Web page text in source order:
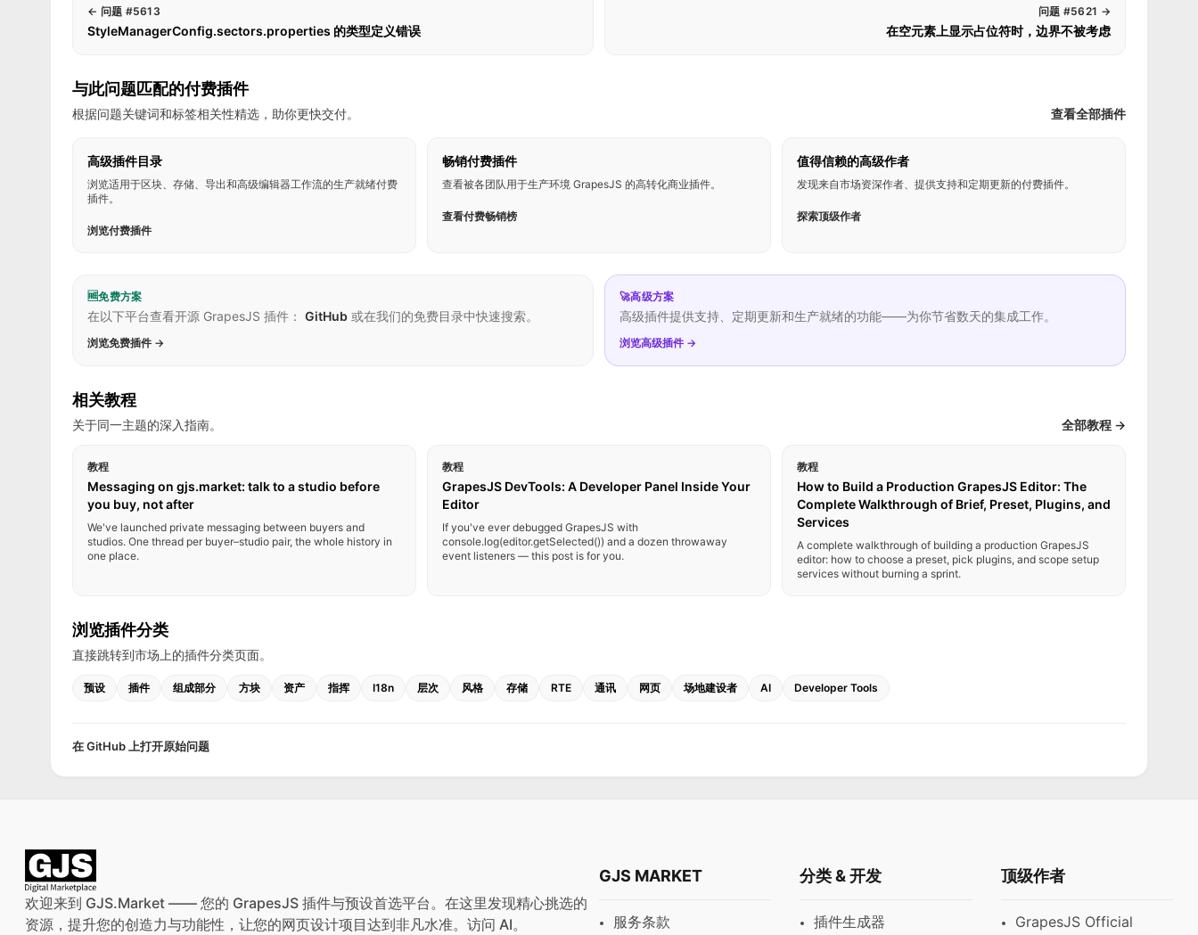
← 问题 #5613
StyleManagerConfig.sectors.properties 的类型定义错误
问题 #5621 →
在空元素上显示占位符时，边界不被考虑
与此问题匹配的付费插件
根据问题关键词和标签相关性精选，助你更快交付。 查看全部插件
高级插件目录
浏览适用于区块、存储、导出和高级编辑器工作流的生产就绪付费
插件。
浏览付费插件
畅销付费插件
查看被各团队用于生产环境 GrapesJS 的高转化商业插件。
查看付费畅销榜
值得信赖的高级作者
发现来自市场资深作者、提供支持和定期更新的付费插件。
探索顶级作者
🆓免费方案
在以下平台查看开源 GrapesJS 插件： GitHub 或在我们的免费目录中快速搜索。
浏览免费插件 →
🚀高级方案
高级插件提供支持、定期更新和生产就绪的功能——为你节省数天的集成工作。
浏览高级插件 →
相关教程
关于同一主题的深入指南。 全部教程 →
教程
Messaging on gjs.market: talk to a studio before
you buy, not after
We've launched private messaging between buyers and
studios. One thread per buyer–studio pair, the whole history in
one place.
教程
GrapesJS DevTools: A Developer Panel Inside Your
Editor
If you've ever debugged GrapesJS with
console.log(editor.getSelected()) and a dozen throwaway
event listeners — this post is for you.
教程
How to Build a Production GrapesJS Editor: The
Complete Walkthrough of Brief, Preset, Plugins, and
Services
A complete walkthrough of building a production GrapesJS
editor: how to choose a preset, pick plugins, and scope setup
services without burning a sprint.
浏览插件分类
直接跳转到市场上的插件分类页面。
预设 插件 组成部分 方块 资产 指挥 I18n 层次 风格 存储 RTE 通讯 网页 场地建设者 AI Developer Tools
在 GitHub 上打开原始问题
欢迎来到 GJS.Market —— 您的 GrapesJS 插件与预设首选平台。在这里发现精心挑选的
资源，提升您的创造力与功能性，让您的网页设计项目达到非凡水准。访问 AI。
GJS MARKET
服务条款
分类 & 开发
插件生成器
顶级作者
GrapesJS Official